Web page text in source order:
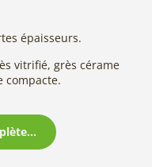
épaisseurs.
vitrifié, grès cérame
compacte.